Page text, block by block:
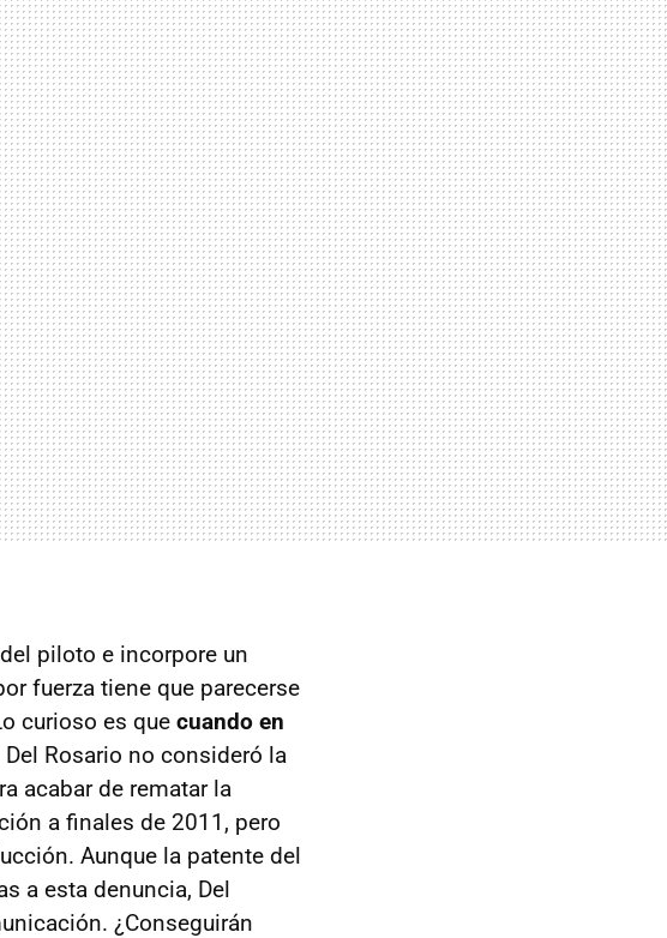
piloto e incorpore un
fuerza tiene que parecerse
curioso es que cuando en
Del Rosario no consideró la
acabar de rematar la
a finales de 2011, pero
Aunque la patente del
a esta denuncia, Del
¿Conseguirán